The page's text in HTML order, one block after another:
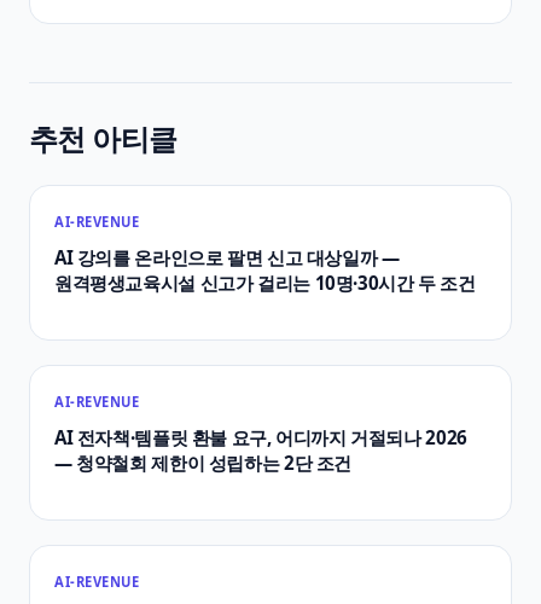
추천 아티클
AI-REVENUE
AI 강의를 온라인으로 팔면 신고 대상일까 —
원격평생교육시설 신고가 걸리는 10명·30시간 두 조건
AI-REVENUE
AI 전자책·템플릿 환불 요구, 어디까지 거절되나 2026
— 청약철회 제한이 성립하는 2단 조건
AI-REVENUE